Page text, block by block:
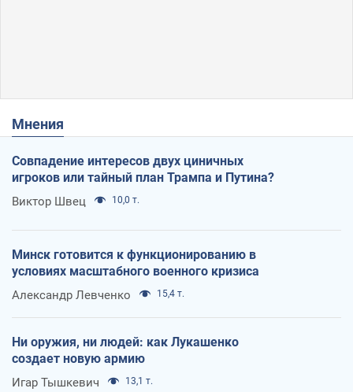
Мнения
Совпадение интересов двух циничных
игроков или тайный план Трампа и Путина?
Виктор Швец 10,0 т.
Минск готовится к функционированию в
условиях масштабного военного кризиса
Александр Левченко 15,4 т.
Ни оружия, ни людей: как Лукашенко
создает новую армию
Игар Тышкевич 13,1 т.